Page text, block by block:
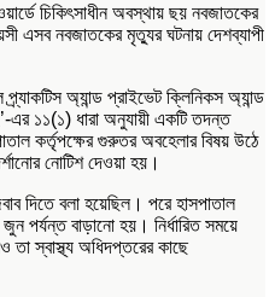
চিকিৎসাধীন অবস্থায় ছয় নবজাতকের
এসব নবজাতকের মৃত্যুর ঘটনায় দেশব্যাপী
অ্যান্ড প্রাইভেট ক্লিনিকস অ্যান্ড
এর ১১(১) ধারা অনুযায়ী একটি তদন্ত
কর্তৃপক্ষের গুরুতর অবহেলার বিষয় উঠে
নোটিশ দেওয়া হয়।
দিতে বলা হয়েছিল। পরে হাসপাতাল
পর্যন্ত বাড়ানো হয়। নির্ধারিত সময়ে
তা স্বাস্থ্য অধিদপ্তরের কাছে